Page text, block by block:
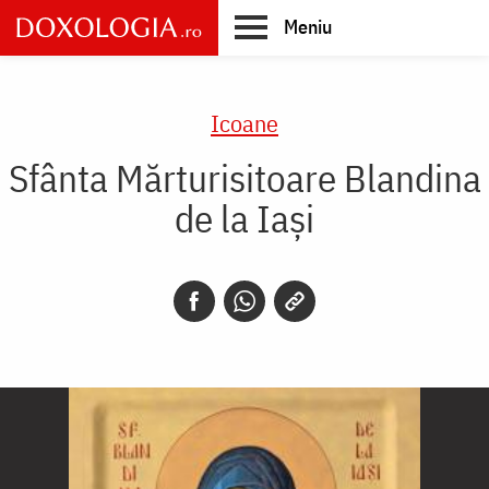
Skip
to
main
Meniu
Icoane
Sfânta Mărturisitoare Blandina
de la Iași